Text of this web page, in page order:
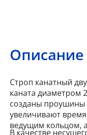
Описание
Строп канатный
каната диаметром
созданы проушины
увеличивают
ведущим кольцом,
В качестве